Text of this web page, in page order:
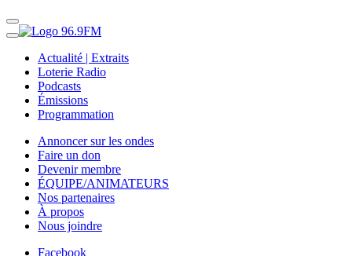
Actualité | Extraits
Loterie Radio
Podcasts
Émissions
Programmation
Annoncer sur les ondes
Faire un don
Devenir membre
ÉQUIPE/ANIMATEURS
Nos partenaires
À propos
Nous joindre
Facebook